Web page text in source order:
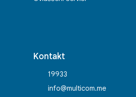
Kontakt
19933
info@multicom.me